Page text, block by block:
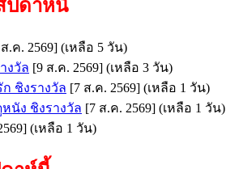
ปดาห์นี้
.ค. 2569] (เหลือ 5 วัน)
งวัล [9 ส.ค. 2569] (เหลือ 3 วัน)
ชิงรางวัล [7 ส.ค. 2569] (เหลือ 1 วัน)
นัง ชิงรางวัล [7 ส.ค. 2569] (เหลือ 1 วัน)
(เหลือ 1 วัน)